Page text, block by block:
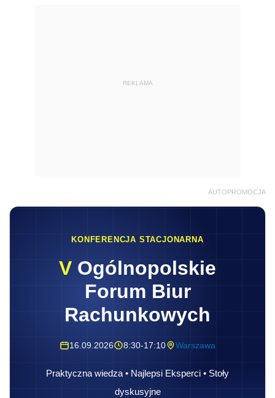
REKLAMA
AUTOPROMOCJA
KONFERENCJA STACJONARNA
V Ogólnopolskie
Forum Biur
Rachunkowych
16.09.2026 8:30-17:10 Warszawa
Praktyczna wiedza • Najlepsi Eksperci • Stoły
dyskusyjne